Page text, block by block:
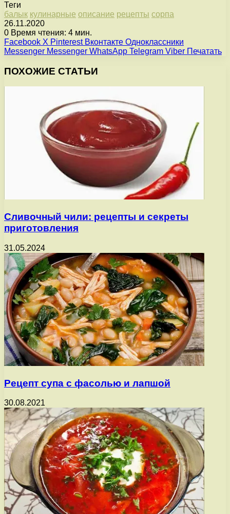
Теги
балык кулинарные описание рецепты сорпа
26.11.2020
0 Время чтения: 4 мин.
Facebook X Pinterest Вконтакте Одноклассники
Messenger Messenger WhatsApp Telegram Viber Печатать
ПОХОЖИЕ СТАТЬИ
Сливочный чили: рецепты и секреты
приготовления
31.05.2024
Рецепт супа с фасолью и лапшой
30.08.2021